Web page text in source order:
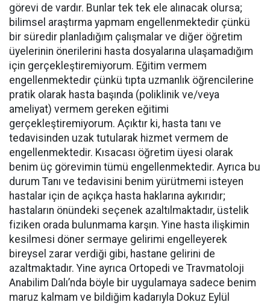
görevi de vardır. Bunlar tek tek ele alınacak olursa;
bilimsel araştırma yapmam engellenmektedir çünkü
bir süredir planladığım çalışmalar ve diğer öğretim
üyelerinin önerilerini hasta dosyalarına ulaşamadığım
için gerçekleştiremiyorum. Eğitim vermem
engellenmektedir çünkü tıpta uzmanlık öğrencilerine
pratik olarak hasta başında (poliklinik ve/veya
ameliyat) vermem gereken eğitimi
gerçekleştiremiyorum. Açıktır ki, hasta tanı ve
tedavisinden uzak tutularak hizmet vermem de
engellenmektedir. Kısacası öğretim üyesi olarak
benim üç görevimin tümü engellenmektedir. Ayrıca bu
durum Tanı ve tedavisini benim yürütmemi isteyen
hastalar için de açıkça hasta haklarına aykırıdır;
hastaların önündeki seçenek azaltılmaktadır, üstelik
fiziken orada bulunmama karşın. Yine hasta ilişkimin
kesilmesi döner sermaye gelirimi engelleyerek
bireysel zarar verdiği gibi, hastane gelirini de
azaltmaktadır. Yine ayrıca Ortopedi ve Travmatoloji
Anabilim Dalı’nda böyle bir uygulamaya sadece benim
maruz kalmam ve bildiğim kadarıyla Dokuz Eylül